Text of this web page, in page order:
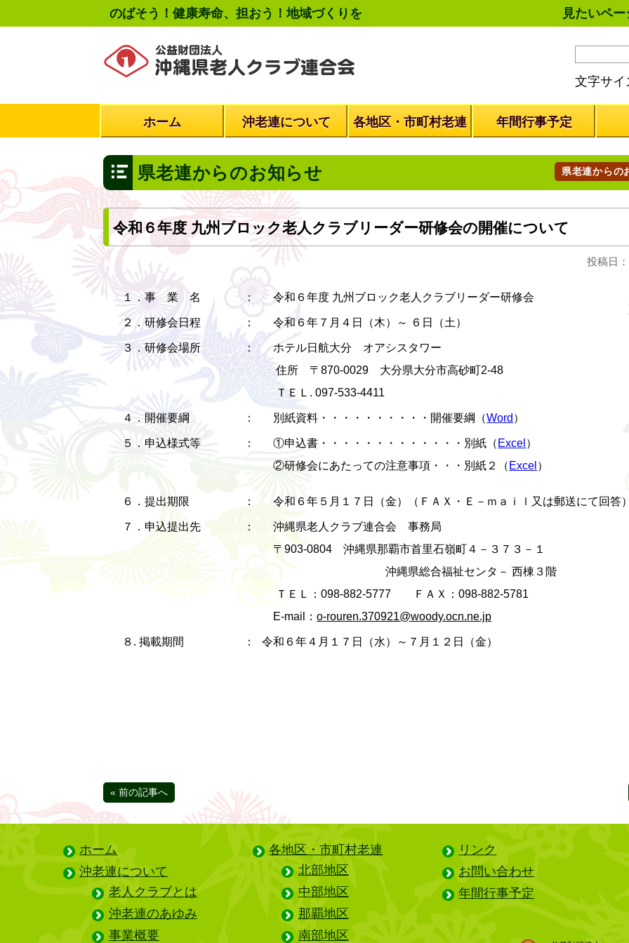
のばそう！健康寿命、担おう！地域づくりを 見たいペ
文字サ
ホーム 沖老連について 各地区・市町村老連 年間行事予定
県老連からのお知らせ 県老連からの
令和６年度 九州ブロック老人クラブリーダー研修会の開催について
投稿日
１．事 業 名 ：
令和６年度 九州ブロック老人クラブリーダー研修会
２．研修会日程
：
令和６年７月４日（木）～ ６日（土）
３．研修会場所
：
ホテル日航大分 オアシスタワー
住所 〒870-0029 大分県大分市高砂町2-48
ＴＥＬ. 097-533-4411
４．開催要綱
： 別紙資料・・・・・・・・・・開催要綱（Word）
５．申込様式等
： ①申込書・・・・・・・・・・・・・別紙（Excel）
②研修会にあたっての注意事項・・・別紙２（Excel）
６．提出期限 ：
令和６年５月１７日（金）（ＦＡＸ・Ｅ－ｍａｉｌ又は郵送にて回答
７．申込提出先
：
沖縄県老人クラブ連合会 事務局
〒903-0804 沖縄県那覇市首里石嶺町４－３７３－１
沖縄県総合福祉センタ－ 西棟３階
ＴＥＬ：098-882-5777 ＦＡＸ：098-882-5781
E-mail：o-rouren.370921@woody.ocn.ne.jp
８. 掲載期間
： 令和６年４月１７日（水）～７月１２日（金）
« 前の記事へ
ホーム
沖老連について
老人クラブとは
沖老連のあゆみ
事業概要
各地区・市町村老連
北部地区
中部地区
那覇地区
南部地区
リンク
お問い合わせ
年間行事予定